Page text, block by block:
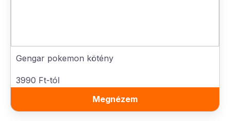
Gengar pokemon kötény
3990 Ft-tól
Megnézem